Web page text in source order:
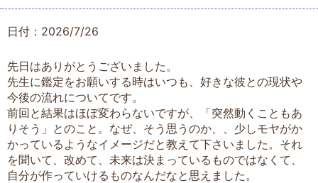
日付：2026/7/26
先日はありがとうございました。
先生に鑑定をお願いする時はいつも、好きな彼との現状や
今後の流れについてです。
前回と結果はほぼ変わらないですが、「突然動くこともあ
りそう」とのこと。なぜ、そう思うのか、、少しモヤがか
かっているようなイメージだと教えて下さいました。それ
を聞いて、改めて、未来は決まっているものではなくて、
自分が作っていけるものなんだなと思えました。